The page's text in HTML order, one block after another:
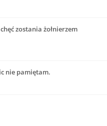
zostania żołnierzem
nie pamiętam.